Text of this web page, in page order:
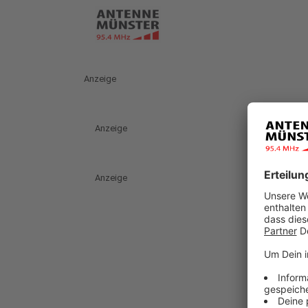
Anzeige
Anzeige
Anzeige